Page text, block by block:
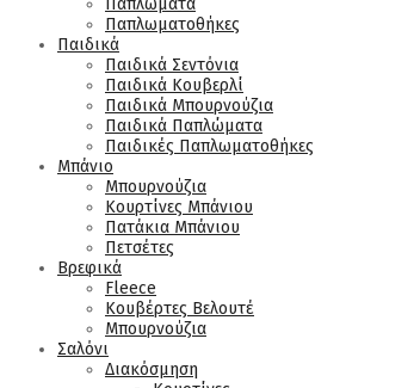
Παπλώματα
Παπλωματοθήκες
Παιδικά
Παιδικά Σεντόνια
Παιδικά Κουβερλί
Παιδικά Μπουρνούζια
Παιδικά Παπλώματα
Παιδικές Παπλωματοθήκες
Μπάνιο
Μπουρνούζια
Κουρτίνες Μπάνιου
Πατάκια Μπάνιου
Πετσέτες
Βρεφικά
Fleece
Κουβέρτες Βελουτέ
Μπουρνούζια
Σαλόνι
Διακόσμηση